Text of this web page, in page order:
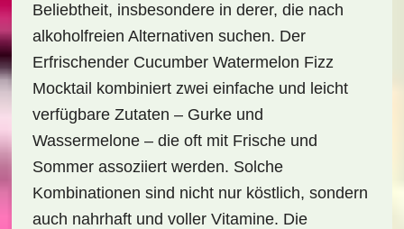
Beliebtheit, insbesondere in derer, die nach
alkoholfreien Alternativen suchen. Der
Erfrischender Cucumber Watermelon Fizz
Mocktail kombiniert zwei einfache und leicht
verfügbare Zutaten – Gurke und
Wassermelone – die oft mit Frische und
Sommer assoziiert werden. Solche
Kombinationen sind nicht nur köstlich, sondern
auch nahrhaft und voller Vitamine. Die